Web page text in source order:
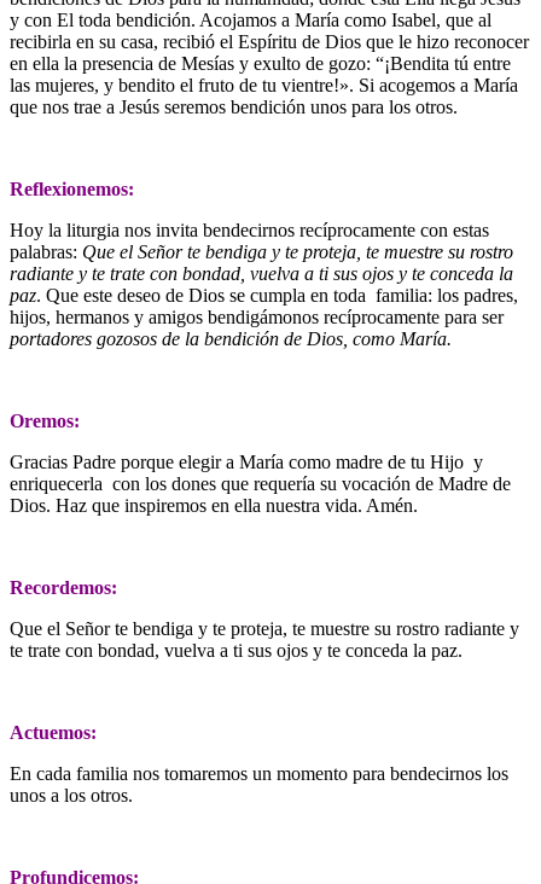
y con El toda bendición. Acojamos a María como Isabel, que al
recibirla en su casa, recibió el Espíritu de Dios que le hizo reconocer
en ella la presencia de Mesías y exulto de gozo: “¡Bendita tú entre
las mujeres, y bendito el fruto de tu vientre!». Si acogemos a María
que nos trae a Jesús seremos bendición unos para los otros.
Reflexionemos:
Hoy la liturgia nos invita bendecirnos recíprocamente con estas
palabras: Que el Señor te bendiga y te proteja, te muestre su rostro
radiante y te trate con bondad, vuelva a ti sus ojos y te conceda la
paz. Que este deseo de Dios se cumpla en toda familia: los padres,
hijos, hermanos y amigos bendigámonos recíprocamente para ser
portadores gozosos de la bendición de Dios, como María.
Oremos:
Gracias Padre porque elegir a María como madre de tu Hijo y
enriquecerla con los dones que requería su vocación de Madre de
Dios. Haz que inspiremos en ella nuestra vida. Amén.
Recordemos:
Que el Señor te bendiga y te proteja, te muestre su rostro radiante y
te trate con bondad, vuelva a ti sus ojos y te conceda la paz.
Actuemos:
En cada familia nos tomaremos un momento para bendecirnos los
unos a los otros.
Profundicemos: